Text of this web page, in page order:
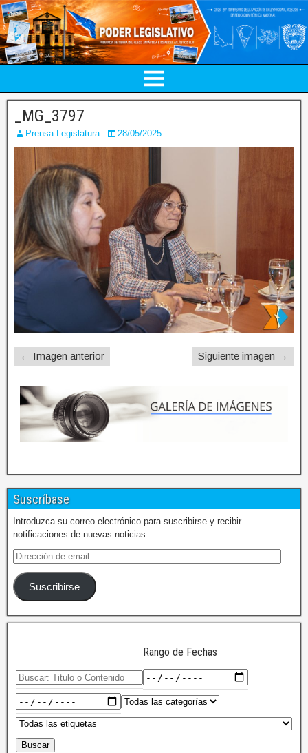
_MG_3797
Prensa Legislatura 28/05/2025
← Imagen anterior Siguiente imagen →
Suscríbase
Introduzca su correo electrónico para suscribirse y recibir
notificaciones de nuevas noticias.
Suscribirse
Rango de Fechas